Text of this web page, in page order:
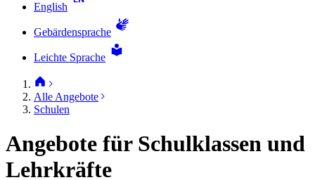
English
Gebärdensprache
Leichte Sprache
Alle Angebote
Schulen
Angebote für Schulklassen und
Lehrkräfte